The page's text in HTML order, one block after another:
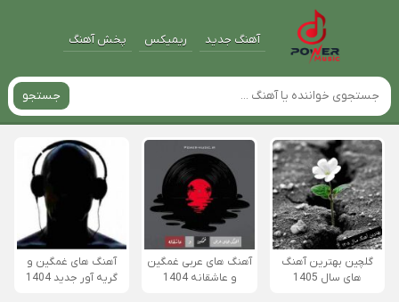
آهنگ جدید ریمیکس پخش آهنگ
جستجو
گلچین بهترین آهنگ
های سال 1405
آهنگ های عربی غمگین
و عاشقانه 1404
آهنگ های غمگین و
گریه آور جدید 1404